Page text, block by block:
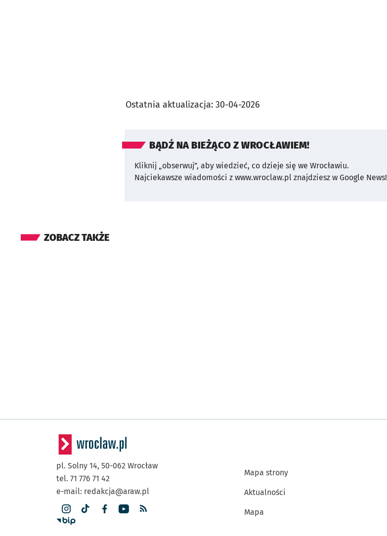
Ostatnia aktualizacja: 30-04-2026
BĄDŹ NA BIEŻĄCO Z WROCŁAWIEM!
Kliknij „obserwuj”, aby wiedzieć, co dzieje się we Wrocławiu.
Najciekawsze wiadomości z www.wroclaw.pl znajdziesz w Google News!
ZOBACZ TAKŻE
pl. Solny 14, 50-062 Wrocław
tel. 71 776 71 42
e-mail: redakcja@araw.pl
Mapa strony
Aktualności
Mapa